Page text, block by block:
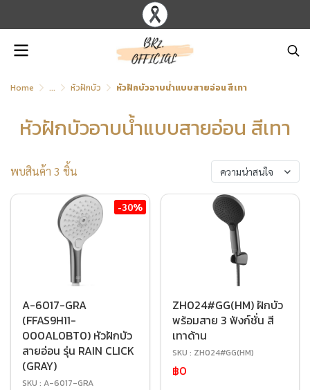
Home ... หัวฝักบัว หัวฝักบัวอาบน้ำแบบสายอ่อน สีเทา
หัวฝักบัวอาบน้ำแบบสายอ่อน สีเทา
พบสินค้า 3 ชิ้น ความน่าสนใจ
-30%
A-6017-GRA
(FFAS9H11-
000AL0BT0) หัวฝักบัว
สายอ่อน รุ่น RAIN CLICK
(GRAY)
SKU : A-6017-GRA
ZH024#GG(HM) ฝักบัว
พร้อมสาย 3 ฟังก์ชั่น สี
เทาด้าน
SKU : ZH024#GG(HM)
฿0